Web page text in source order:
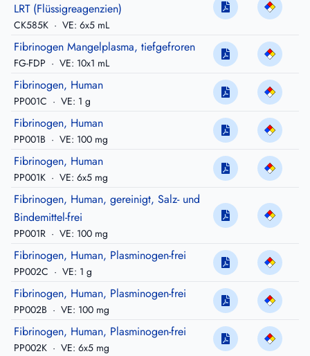
LRT (Flüssigreagenzien)
CK585K · VE: 6x5 mL
Fibrinogen Mangelplasma, tiefgefroren
FG-FDP · VE: 10x1 mL
Fibrinogen, Human
PP001C · VE: 1 g
Fibrinogen, Human
PP001B · VE: 100 mg
Fibrinogen, Human
PP001K · VE: 6x5 mg
Fibrinogen, Human, gereinigt, Salz- und
Bindemittel-frei
PP001R · VE: 100 mg
Fibrinogen, Human, Plasminogen-frei
PP002C · VE: 1 g
Fibrinogen, Human, Plasminogen-frei
PP002B · VE: 100 mg
Fibrinogen, Human, Plasminogen-frei
PP002K · VE: 6x5 mg